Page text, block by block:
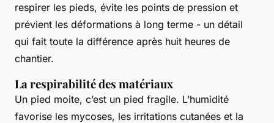
respirer les pieds, évite les points de pression et
prévient les déformations à long terme - un détail
qui fait toute la différence après huit heures de
chantier.
La respirabilité des matériaux
Un pied moite, c’est un pied fragile. L’humidité
favorise les mycoses, les irritations cutanées et la